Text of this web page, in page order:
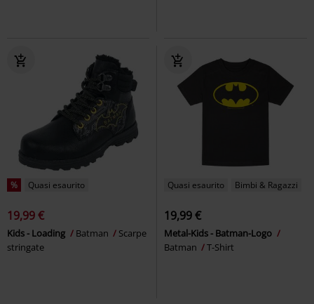
% Quasi esaurito
19,99 €
Kids - Loading Batman
Scarpe
stringate
Quasi esaurito Bimbi & Ragazzi
19,99 €
Metal-Kids - Batman-Logo
Batman
T-Shirt